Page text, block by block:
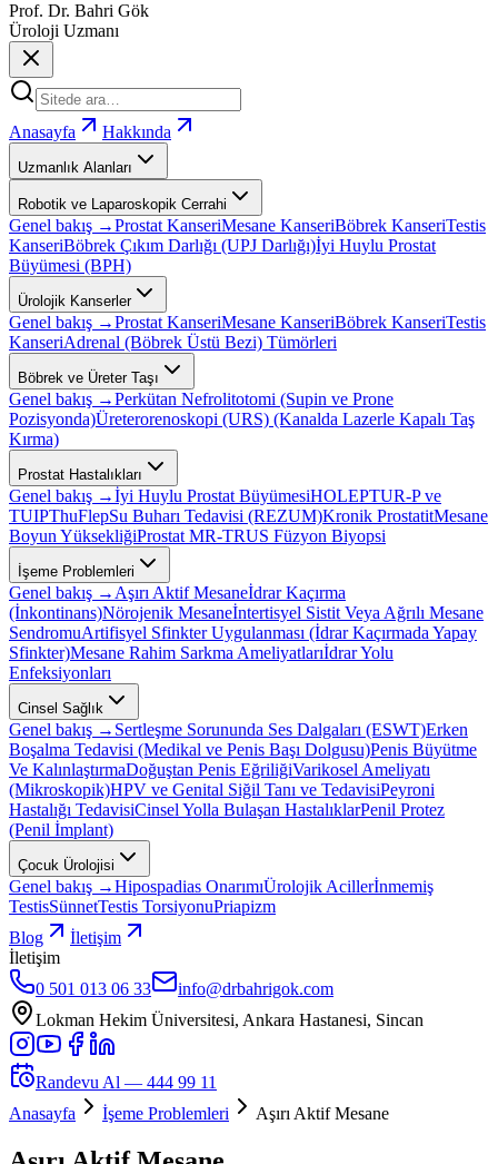
Prof. Dr. Bahri Gök
Üroloji Uzmanı
Anasayfa Hakkında
Uzmanlık Alanları
Robotik ve Laparoskopik Cerrahi
Genel bakış →Prostat KanseriMesane KanseriBöbrek KanseriTestis
KanseriBöbrek Çıkım Darlığı (UPJ Darlığı)İyi Huylu Prostat
Büyümesi (BPH)
Ürolojik Kanserler
Genel bakış →Prostat KanseriMesane KanseriBöbrek KanseriTestis
KanseriAdrenal (Böbrek Üstü Bezi) Tümörleri
Böbrek ve Üreter Taşı
Genel bakış →Perkütan Nefrolitotomi (Supin ve Prone
Pozisyonda)Üreterorenoskopi (URS) (Kanalda Lazerle Kapalı Taş
Kırma)
Prostat Hastalıkları
Genel bakış →İyi Huylu Prostat BüyümesiHOLEPTUR-P ve
TUIPThuFlepSu Buharı Tedavisi (REZUM)Kronik ProstatitMesane
Boyun YüksekliğiProstat MR-TRUS Füzyon Biyopsi
İşeme Problemleri
Genel bakış → Aşırı Aktif Mesaneİdrar Kaçırma
(İnkontinans)Nörojenik Mesaneİntertisyel Sistit Veya Ağrılı Mesane
SendromuArtifisyel Sfinkter Uygulanması (İdrar Kaçırmada Yapay
Sfinkter)Mesane Rahim Sarkma Ameliyatlarıİdrar Yolu
Enfeksiyonları
Cinsel Sağlık
Genel bakış → Sertleşme Sorununda Ses Dalgaları (ESWT)Erken
Boşalma Tedavisi (Medikal ve Penis Başı Dolgusu)Penis Büyütme
Ve KalınlaştırmaDoğuştan Penis EğriliğiVarikosel Ameliyatı
(Mikroskopik)HPV ve Genital Siğil Tanı ve TedavisiPeyroni
Hastalığı TedavisiCinsel Yolla Bulaşan HastalıklarPenil Protez
(Penil İmplant)
Çocuk Ürolojisi
Genel bakış →Hipospadias OnarımıÜrolojik Acillerİnmemiş
TestisSünnetTestis TorsiyonuPriapizm
Blog
İletişim
İletişim
0 501 013 06 33
info@drbahrigok.com
Lokman Hekim Üniversitesi, Ankara Hastanesi, Sincan
Randevu Al — 444 99 11
Anasayfa
İşeme Problemleri Aşırı Aktif Mesane